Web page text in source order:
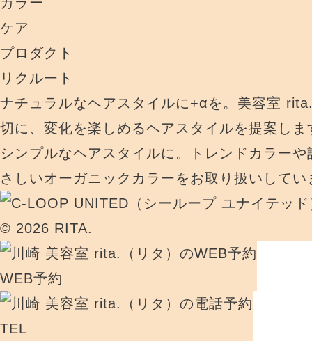
ケア
プロダクト
リクルート
ナチュラルなヘアスタイルに+αを。美容室
切に、変化を楽しめるヘアスタイルを提案し
シンプルなヘアスタイルに。トレンドカラー
さしいオーガニックカラーをお取り扱いしてい
© 2026 RITA.
WEB予約
TEL